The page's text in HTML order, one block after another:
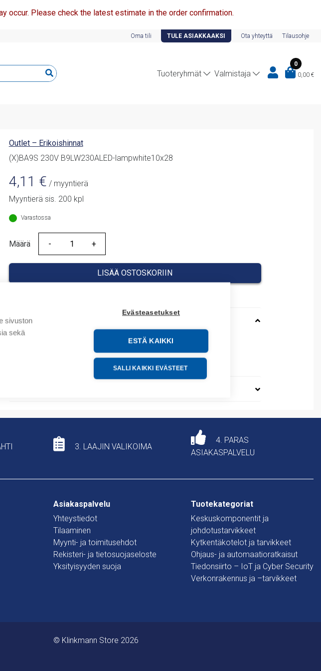
sivuston
sekä
Evästeasetukset
ESTÄ KAIKKI
SALLI KAIKKI EVÄSTEET
occur. Please check the latest estimate in the order confirmation.
Oma tili TULE ASIAKKAAKSI Ota yhteyttä Tilausohje
Tuoteryhmät Valmistaja
0
0,00 €
Outlet – Erikoishinnat
(X)BA9S 230V B9LW230ALED-lampwhite10x28
4,11 € / myyntierä
Myyntierä sis. 200 kpl
Varastossa
Määrä
Määrä
LISÄÄ OSTOSKORIIN
Tuotekoodit
Tuotteen tullikoodi: 85393190
3. LAAJIN VALIKOIMA
4. PARAS
ASIAKASPALVELU
Asiakaspalvelu
Yhteystiedot
Tilaaminen
Myynti- ja toimitusehdot
Rekisteri- ja tietosuojaseloste
Yksityisyyden suoja
Tuotekategoriat
Keskuskomponentit ja
johdotustarvikkeet
Kytkentäkotelot ja tarvikkeet
Ohjaus- ja automaatioratkaisut
Tiedonsiirto – IoT ja Cyber Security
Verkonrakennus ja –tarvikkeet
© Klinkmann Store 2026